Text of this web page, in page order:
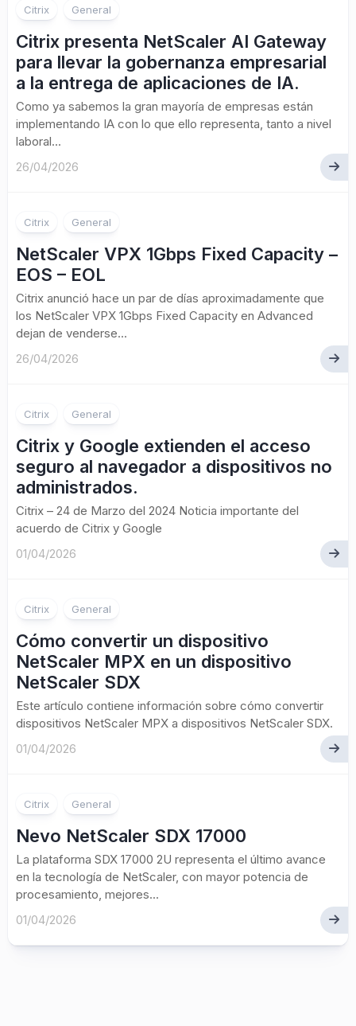
Citrix General
Citrix presenta NetScaler AI Gateway
para llevar la gobernanza empresarial
a la entrega de aplicaciones de IA.
Como ya sabemos la gran mayoría de empresas están
implementando IA con lo que ello representa, tanto a nivel
laboral...
26/04/2026
Citrix General
NetScaler VPX 1Gbps Fixed Capacity –
EOS – EOL
Citrix anunció hace un par de días aproximadamente que
los NetScaler VPX 1Gbps Fixed Capacity en Advanced
dejan de venderse...
26/04/2026
Citrix General
Citrix y Google extienden el acceso
seguro al navegador a dispositivos no
administrados.
Citrix – 24 de Marzo del 2024 Noticia importante del
acuerdo de Citrix y Google
01/04/2026
Citrix General
Cómo convertir un dispositivo
NetScaler MPX en un dispositivo
NetScaler SDX
Este artículo contiene información sobre cómo convertir
dispositivos NetScaler MPX a dispositivos NetScaler SDX.
01/04/2026
Citrix General
Nevo NetScaler SDX 17000
La plataforma SDX 17000 2U representa el último avance
en la tecnología de NetScaler, con mayor potencia de
procesamiento, mejores...
01/04/2026